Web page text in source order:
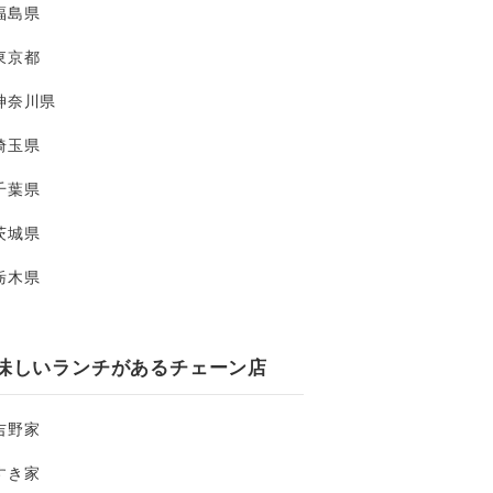
島県
京都
奈川県
玉県
葉県
城県
木県
しいランチがあるチェーン店
野家
き家